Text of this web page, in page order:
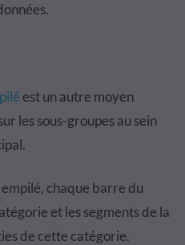
est un autre moyen
les sous-groupes au sein
chaque barre du
et les segments de la
de cette catégorie.